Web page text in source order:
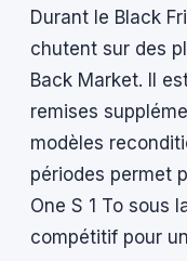
Durant le Black
chutent sur des
Back Market. Il
remises
modèles
périodes permet
One S 1 To sous
compétitif pour